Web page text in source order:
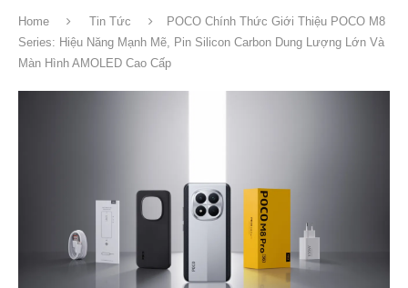
Home Tin Tức
POCO Chính Thức Giới Thiệu POCO M8
Series: Hiệu Năng Mạnh Mẽ, Pin Silicon Carbon Dung Lượng Lớn Và
Màn Hình AMOLED Cao Cấp